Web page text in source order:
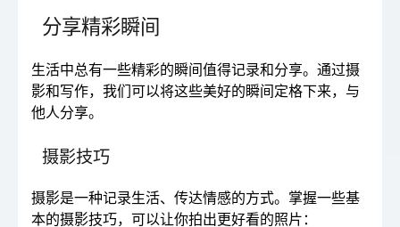
分享精彩瞬间
生活中总有一些精彩的瞬间值得记录和分享。通过摄
影和写作，我们可以将这些美好的瞬间定格下来，与
他人分享。
摄影技巧
摄影是一种记录生活、传达情感的方式。掌握一些基
本的摄影技巧，可以让你拍出更好看的照片：